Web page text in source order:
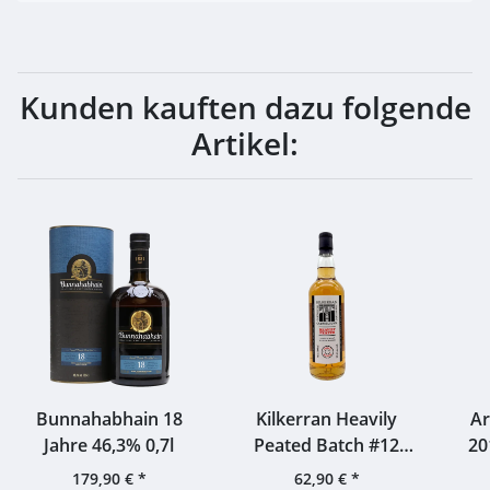
Kunden kauften dazu folgende
Artikel:
Bunnahabhain 18
Jahre 46,3% 0,7l
179,90 € *
Kilkerran Heavily
Peated Batch #12
Release 2025 58,4%
62,90 € *